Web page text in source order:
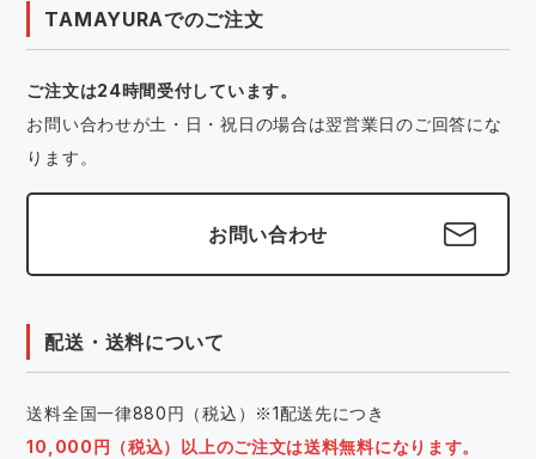
TAMAYURAでのご注文
ご注文は24時間受付しています。
お問い合わせが土・日・祝日の場合は翌営業日のご回答にな
ります。
お問い合わせ
配送・送料について
送料全国一律880円（税込）※1配送先につき
10,000円（税込）以上のご注文は送料無料になります。